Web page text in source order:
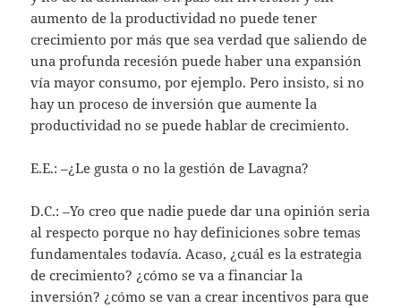
aumento de la productividad no puede tener
crecimiento por más que sea verdad que saliendo de
una profunda recesión puede haber una expansión
vía mayor consumo, por ejemplo. Pero insisto, si no
hay un proceso de inversión que aumente la
productividad no se puede hablar de crecimiento.
E.E.: –¿Le gusta o no la gestión de Lavagna?
D.C.: –Yo creo que nadie puede dar una opinión seria
al respecto porque no hay definiciones sobre temas
fundamentales todavía. Acaso, ¿cuál es la estrategia
de crecimiento? ¿cómo se va a financiar la
inversión? ¿cómo se van a crear incentivos para que